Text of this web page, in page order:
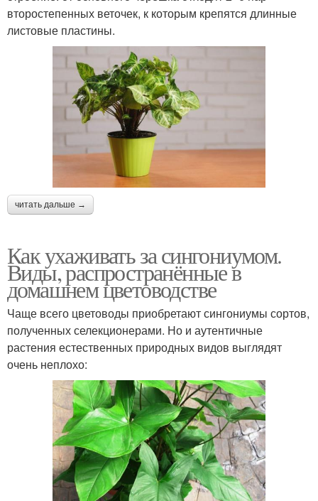
второстепенных веточек, к которым крепятся длинные
листовые пластины.
читать дальше →
Как ухаживать за сингониумом.
Виды, распространённые в
домашнем цветоводстве
Чаще всего цветоводы приобретают сингониумы сортов,
полученных селекционерами. Но и аутентичные
растения естественных природных видов выглядят
очень неплохо: